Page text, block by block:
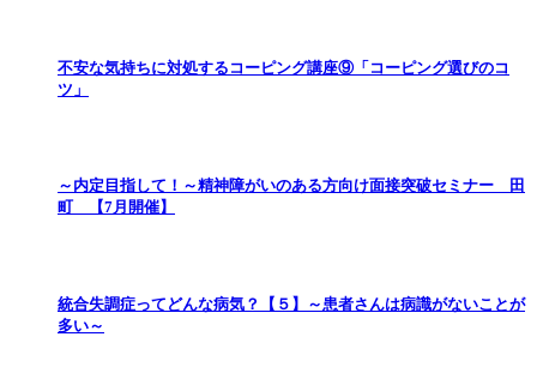
不安な気持ちに対処するコーピング講座⑨「コーピング選びのコ
ツ」
～内定目指して！～精神障がいのある方向け面接突破セミナー 田
町 【7月開催】
統合失調症ってどんな病気？【５】～患者さんは病識がないことが
多い～